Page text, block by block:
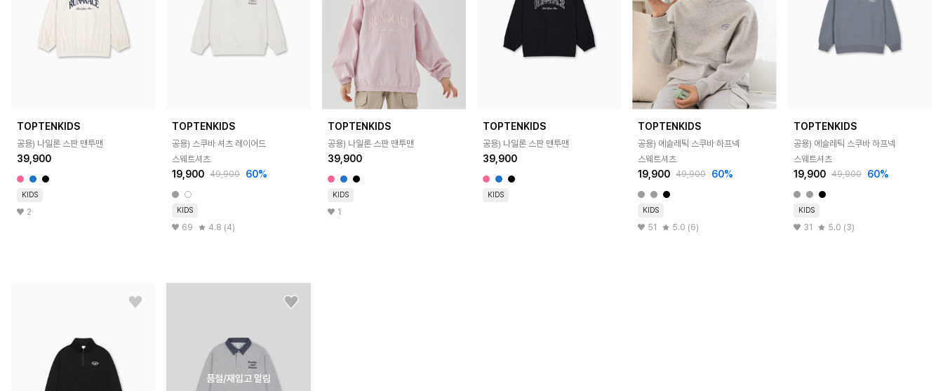
TOPTENKIDS
공용) 나일론 스판 맨투맨
39,900
KIDS
2
TOPTENKIDS
공용) 스쿠바 셔츠 레이어드
스웨트셔츠
19,900 49,900 60%
KIDS
69 4.8 (4)
TOPTENKIDS
공용) 나일론 스판 맨투맨
39,900
KIDS
1
TOPTENKIDS
공용) 나일론 스판 맨투맨
39,900
KIDS
TOPTENKIDS
공용) 에슬레틱 스쿠바 하프넥
스웨트셔츠
19,900 49,900 60%
KIDS
51 5.0 (6)
TOPTENKIDS
공용) 에슬레틱 스쿠바 하프넥
스웨트셔츠
19,900 49,900 60%
KIDS
31 5.0 (3)
품절/재입고 알림